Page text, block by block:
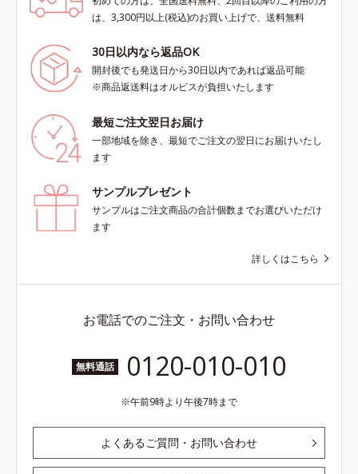
は、3,300円以上(税込)のお買い上げで、送料無料
30日以内なら返品OK
開封後でも発送日から30日以内であれば返品可能
※商品返送料はオルビスが負担いたします
最短ご注文翌日お届け
一部地域を除き、最短でご注文の翌日にお届けいたし
ます
サンプルプレゼント
サンプルはご注文商品の合計個数までお選びいただけ
ます
詳しくはこちら
お電話でのご注文・お問い合わせ
無料通話 0120-010-010
午前9時より午後7時まで
よくあるご質問・お問い合わせ